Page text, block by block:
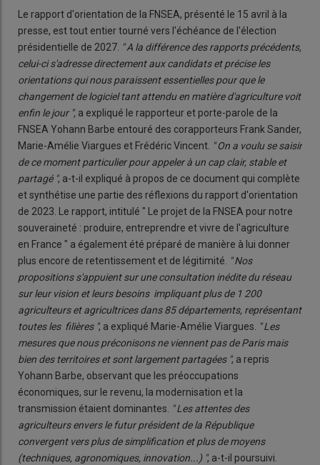
Le rapport d'orientation de la FNSEA, présenté le 15 avril à la
presse, est tout entier tourné vers l'échéance de l'élection
présidentielle de 2027. " A la différence des rapports précédents,
celui-ci s'adresse directement aux candidats et précise les
orientations qui nous paraissent essentielles pour que le
changement de logiciel tant attendu en matière d'agriculture voit
enfin le jour ", a expliqué le rapporteur et porte-parole de la
FNSEA Yohann Barbe entouré des corapporteurs Frank Sander,
Marie-Amélie Viargues et Frédéric Vincent. " On a voulu se saisir
de ce moment particulier pour appeler à un cap clair, stable et
partagé ", a-t-il expliqué à propos de ce document qui complète
et synthétise une partie des réflexions du rapport d'orientation
de 2023. Le rapport, intitulé " Le projet de la FNSEA pour notre
souveraineté : produire, entreprendre et vivre de l'agriculture
en France " a également été préparé de manière à lui donner
plus encore de retentissement et de légitimité. " Nos
propositions s'appuient sur une consultation inédite du réseau
sur leur vision et leurs besoins impliquant plus de 1 200
agriculteurs et agricultrices dans 85 départements, représentant
toutes les filières ", a expliqué Marie-Amélie Viargues. " Les
mesures que nous préconisons ne viennent pas de Paris mais
bien des territoires et sont largement partagées ", a repris
Yohann Barbe, observant que les préoccupations
économiques, sur le revenu, la modernisation et la
transmission étaient dominantes. " Les attentes des
agriculteurs envers le futur président de la République
convergent vers plus de simplification et plus de moyens
(techniques, agronomiques, innovation...) ", a-t-il poursuivi.